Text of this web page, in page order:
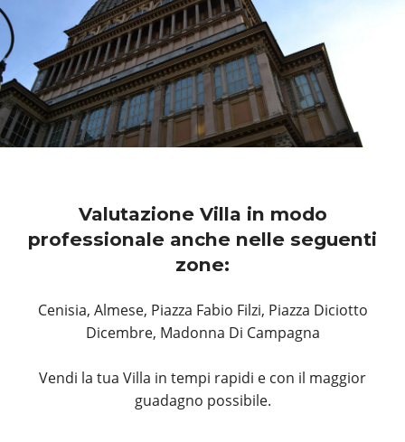
Valutazione Villa in modo
professionale anche nelle seguenti
zone:
Cenisia, Almese, Piazza Fabio Filzi, Piazza Diciotto
Dicembre, Madonna Di Campagna
Vendi la tua Villa in tempi rapidi e con il maggior
guadagno possibile.